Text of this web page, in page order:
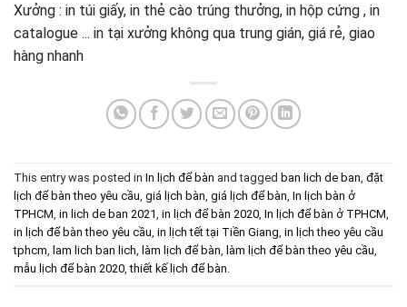
Xưởng : in túi giấy, in thẻ cào trúng thưởng, in hộp cứng , in
catalogue ... in tại xưởng không qua trung gián, giá rẻ, giao
hàng nhanh
This entry was posted in In lịch để bàn and tagged ban lich de ban, đặt
lịch để bàn theo yêu cầu, giá lịch bàn, giá lịch để bàn, In lịch bàn ở
TPHCM, in lich de ban 2021, in lịch để bàn 2020, In lịch để bàn ở TPHCM,
in lịch để bàn theo yêu cầu, in lịch tết tại Tiền Giang, in lịch theo yêu cầu
tphcm, lam lich ban lich, làm lịch để bàn, làm lịch để bàn theo yêu cầu,
mẫu lịch để bàn 2020,thiết kế lịch để bàn.